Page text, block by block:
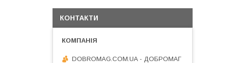
КОНТАКТИ
DOBROMAG.COM.UA - ДОБРОМАГ